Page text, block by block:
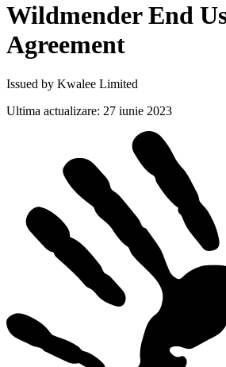
Wildmender End
Agreement
Issued by Kwalee Limited
Ultima actualizare: 27 iunie 2023